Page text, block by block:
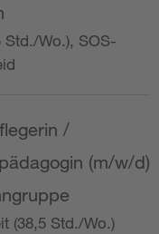
Std./Wo.), SOS-
/
(m/w/d)
(38,5 Std./Wo.)